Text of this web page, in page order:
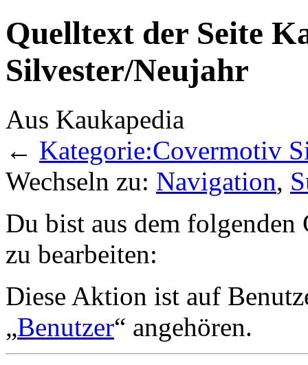
Quelltext der Seite
Silvester/Neujahr
Aus Kaukapedia
← Kategorie:Covermotiv
Wechseln zu: Navigation,
Du bist aus dem
zu bearbeiten:
Diese Aktion ist auf
„Benutzer“ angehören.